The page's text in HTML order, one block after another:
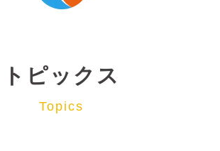
トピックス
Topics